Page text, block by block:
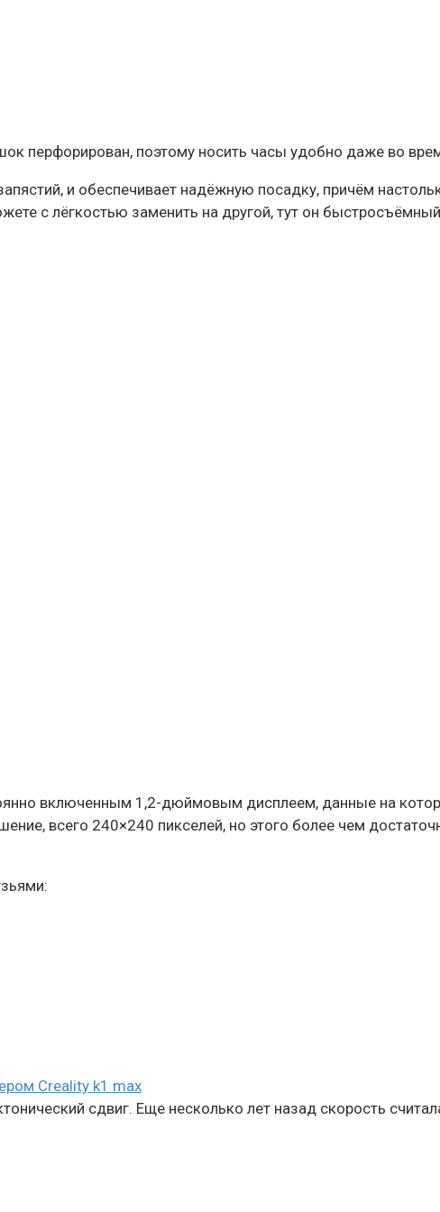
перфорирован, поэтому носить часы удобно даже во
и обеспечивает надёжную посадку, причём
с лёгкостью заменить на другой, тут он
включенным 1,2-дюймовым дисплеем, данные на
всего 240×240 пикселей, но этого более чем
Creality k1 max
сдвиг. Еще несколько лет назад скорость